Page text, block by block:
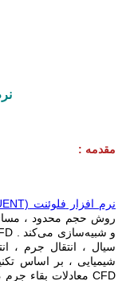
مقدمه :
نرم افزار فلوئنت
روش حجم محدود ،
و شبیه‌سازی می‌کند .
سیال ، انتقال جرم ،
شیمیایی ، بر اساس
CFD معادلات بقاء